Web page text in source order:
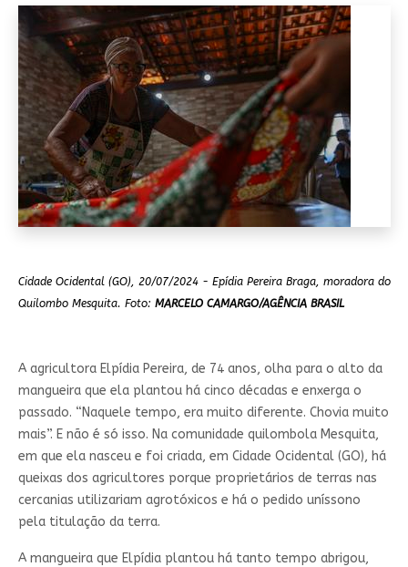
Cidade Ocidental (GO), 20/07/2024 - Epídia Pereira Braga, moradora do
Quilombo Mesquita. Foto: MARCELO CAMARGO/AGÊNCIA BRASIL
A agricultora Elpídia Pereira, de 74 anos, olha para o alto da
mangueira que ela plantou há cinco décadas e enxerga o
passado. “Naquele tempo, era muito diferente. Chovia muito
mais”. E não é só isso. Na comunidade quilombola Mesquita,
em que ela nasceu e foi criada, em Cidade Ocidental (GO), há
queixas dos agricultores porque proprietários de terras nas
cercanias utilizariam agrotóxicos e há o pedido uníssono
pela titulação da terra.
A mangueira que Elpídia plantou há tanto tempo abrigou,